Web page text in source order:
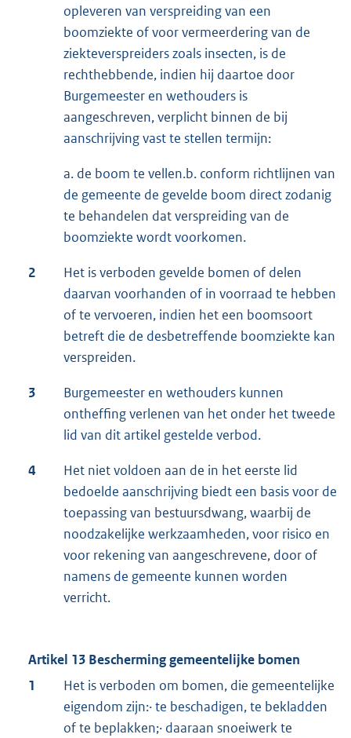
opleveren van verspreiding van een
boomziekte of voor vermeerdering van de
ziekteverspreiders zoals insecten, is de
rechthebbende, indien hij daartoe door
Burgemeester en wethouders is
aangeschreven, verplicht binnen de bij
aanschrijving vast te stellen termijn:
a. de boom te vellen.b. conform richtlijnen van
de gemeente de gevelde boom direct zodanig
te behandelen dat verspreiding van de
boomziekte wordt voorkomen.
2
Het is verboden gevelde bomen of delen
daarvan voorhanden of in voorraad te hebben
of te vervoeren, indien het een boomsoort
betreft die de desbetreffende boomziekte kan
verspreiden.
3
Burgemeester en wethouders kunnen
ontheffing verlenen van het onder het tweede
lid van dit artikel gestelde verbod.
4
Het niet voldoen aan de in het eerste lid
bedoelde aanschrijving biedt een basis voor de
toepassing van bestuursdwang, waarbij de
noodzakelijke werkzaamheden, voor risico en
voor rekening van aangeschrevene, door of
namens de gemeente kunnen worden
verricht.
Artikel 13 Bescherming gemeentelijke bomen
1
Het is verboden om bomen, die gemeentelijke
eigendom zijn:· te beschadigen, te bekladden
of te beplakken;· daaraan snoeiwerk te